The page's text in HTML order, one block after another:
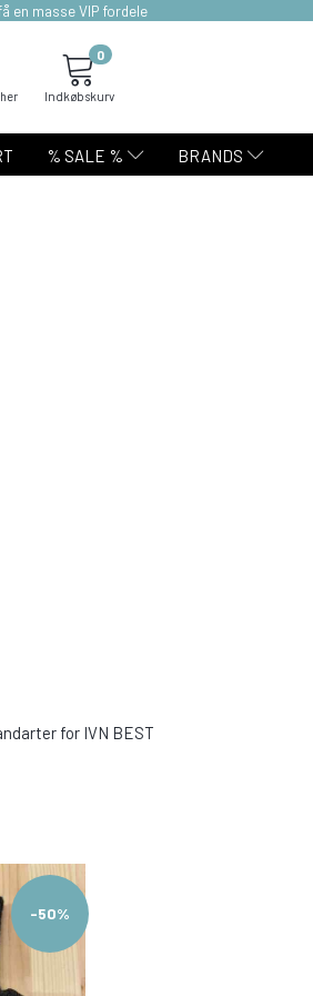
en masse VIP fordele
Indkøbskurv
0
% SALE % BRANDS
for IVN BEST
-50%